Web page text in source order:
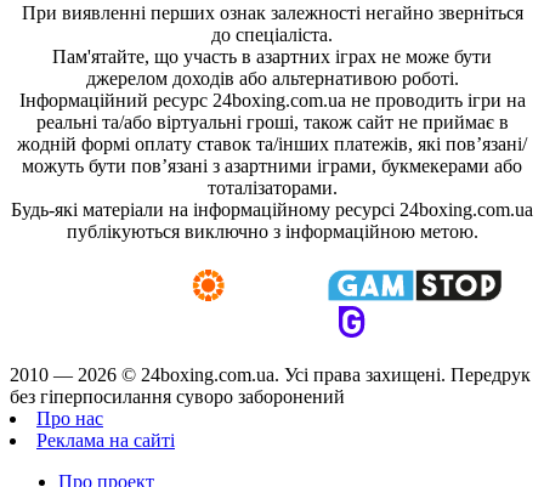
При виявленні перших ознак залежності негайно зверніться
до спеціаліста.
Пам'ятайте, що участь в азартних іграх не може бути
джерелом доходів або альтернативою роботі.
Інформаційний ресурс 24boxing.com.ua не проводить ігри на
реальні та/або віртуальні гроші, також сайт не приймає в
жодній формі оплату ставок та/інших платежів, які пов’язані/
можуть бути пов’язані з азартними іграми, букмекерами або
тоталізаторами.
Будь-які матеріали на інформаційному ресурсі 24boxing.com.ua
публікуються виключно з інформаційною метою.
2010 — 2026 © 24boxing.com.ua. Усi права захищенi. Передрук
без гіперпосилання суворо заборонений
Про нас
Реклама на сайті
Про проект